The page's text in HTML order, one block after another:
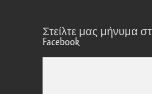
Στείλτε μας μήνυμα
Facebook